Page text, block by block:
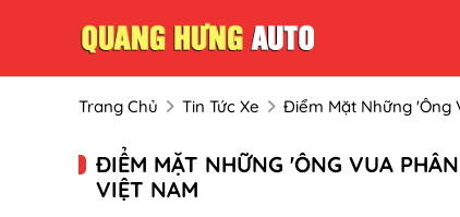
Trang Chủ Tin Tức Xe Điểm Mặt Những 'ông
ĐIỂM MẶT NHỮNG 'ÔNG VUA
VIỆT NAM